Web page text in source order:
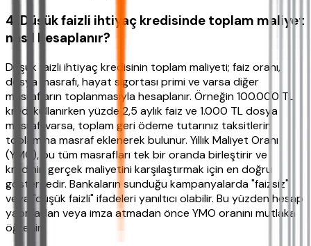
4. Düşük faizli ihtiyaç kredisinde toplam maliyet
nasıl hesaplanır?
Düşük faizli ihtiyaç kredisinin toplam maliyeti; faiz oranı,
dosya masrafı, hayat sigortası primi ve varsa diğer
masrafların toplanmasıyla hesaplanır. Örneğin 100.000 TL
kredi kullanırken yüzde 2,5 aylık faiz ve 1.000 TL dosya
masrafı varsa, toplam geri ödeme tutarınız taksitlerin
toplamına masraf eklenerek bulunur. Yıllık Maliyet Oranı
(YMO), bu tüm masrafları tek bir oranda birleştirir ve
kredinin gerçek maliyetini karşılaştırmak için en doğru
göstergedir. Bankaların sunduğu kampanyalarda "faizsiz"
veya "düşük faizli" ifadeleri yanıltıcı olabilir. Bu yüzden hesap
yapmadan veya imza atmadan önce YMO oranını mutlaka
öğrenin.